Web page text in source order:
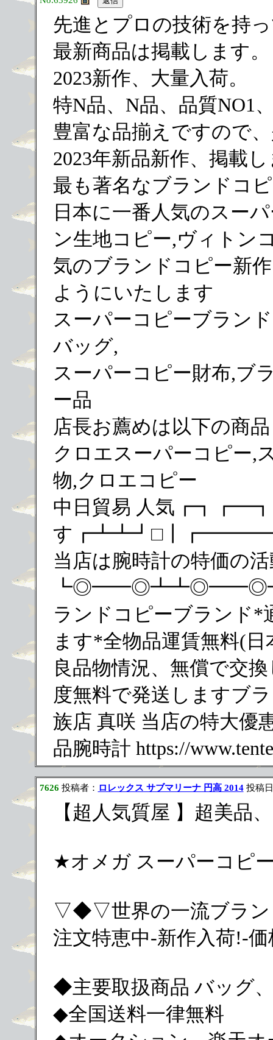
先進とプロの技術を持
最新商品は掲載します。
2023新作、大量入荷。
特N品、N品、品質NO1
豊富な品揃えですので
2023年新品新作、掲載
最も著名なブランドコ
日本に一番人気のスー
ン生地コピー,ヴィトン
気のブランドコピー新
ようにいたします
スーパーコピーブラン
バッグ,
スーパーコピー財布,ブ
ー品
店長お薦めは以下の商
クロエスーパーコピー,
物,クロエコピー
中日貿易 人気┏┓┏━┓
す
当店は腕時計の特価の
ランドコピーブランド*
ます*全物品運賃無料(
良品物情況、無償で交
度無料で発送しますブ
族店 真咲 当店の特大優
品腕時計 https://
7626 投稿者： ロレックス サブマリーナ 円高 2014投稿日
【超人気質屋 】超美品
★オメガ スーパーコピ
▽◆▽世界の一流ブラ
注文特恵中-新作入荷!-
◆主要取扱商品 バッグ
◆全国送料一律無料